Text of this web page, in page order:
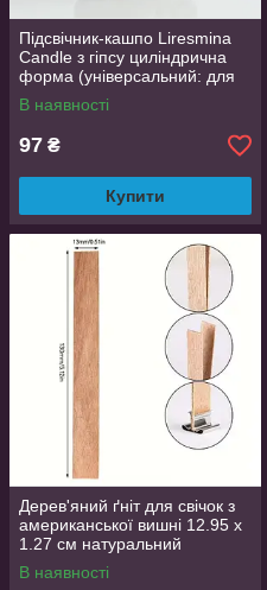
Підсвічник-кашпо Liresmina
Candle з гіпсу циліндрична
форма (універсальний: для
свічки або рослини)
В наявності
97 ₴
Купити
Дерев'яний ґніт для свічок з
американської вишні 12.95 x
1.27 см натуральний
бездимний 1 шт
В наявності